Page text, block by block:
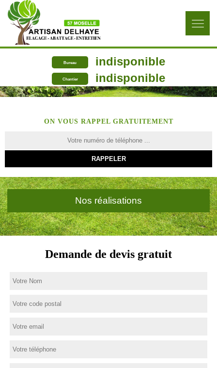
Bureau indisponible
Chantier indisponible
ON VOUS RAPPEL GRATUITEMENT
Nos réalisations
Demande de devis gratuit